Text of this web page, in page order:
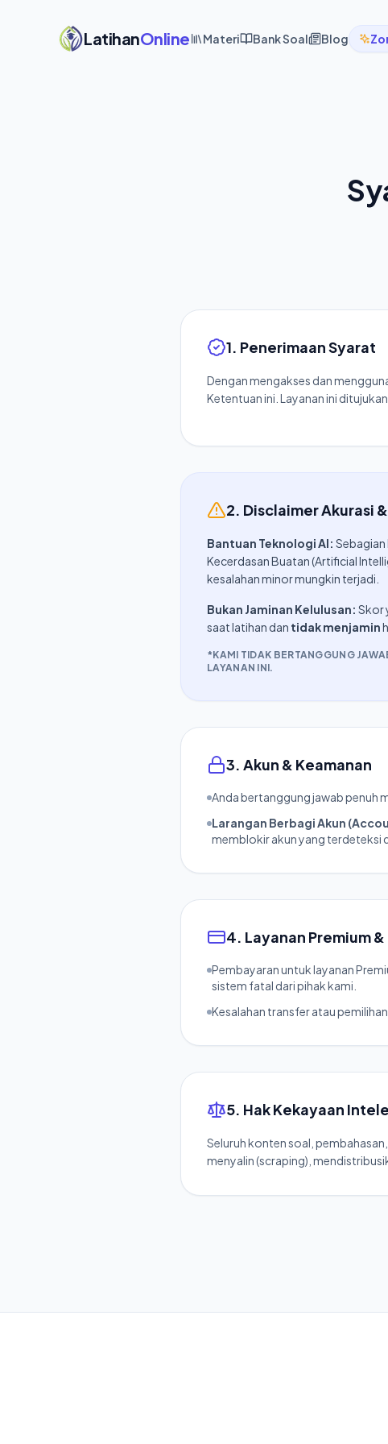
LatihanOnline Materi Bank Soal Blog
1. Penerimaan Syarat
Dengan mengakses dan
Ketentuan ini. Layanan ini
2. Disclaimer Akurasi
Bantuan Teknologi AI:
Kecerdasan Buatan (Artificial
kesalahan minor mungkin terjadi.
Bukan Jaminan Kelulusan: Skor
saat latihan dan tidak menjamin
*KAMI TIDAK BERTANGGUNG
LAYANAN INI.
3. Akun & Keamanan
Anda bertanggung jawab penuh
Larangan Berbagi Akun
memblokir akun yang terdeteksi
4. Layanan Premium
Pembayaran untuk layanan
sistem fatal dari pihak kami.
Kesalahan transfer atau
5. Hak Kekayaan
Seluruh konten soal,
menyalin (scraping),